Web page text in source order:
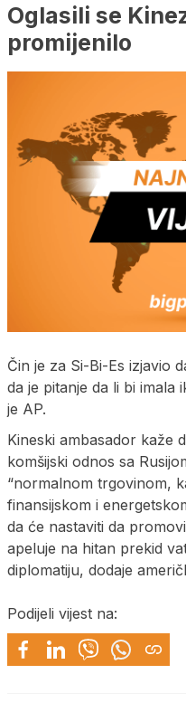
Oglasili se
promijenilo
Čin je za Si-Bi-Es izjavio
da je pitanje da li bi imala
je AP.
Kineski ambasador kaže
komšijski odnos sa
“normalnom trgovinom,
finansijskom i
da će nastaviti da
apeluje na hitan prekid
diplomatiju, dodaje
Podijeli vijest na: